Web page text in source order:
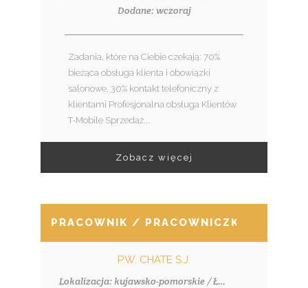
Dodane: wczoraj
Zadania, które na Ciebie czekają: 70%
bieżąca obsługa klienta i obowiązki
salonowe, 30% kontakt telefoniczny z
klientami Profesjonalna obsługa Klientów
T-Mobile Sprzedaż...
Zobacz więcej
PRACOWNIK / PRACOWNICZKA
P.W. CHATE S.J.
Lokalizacja: kujawsko-pomorskie / Łochowice